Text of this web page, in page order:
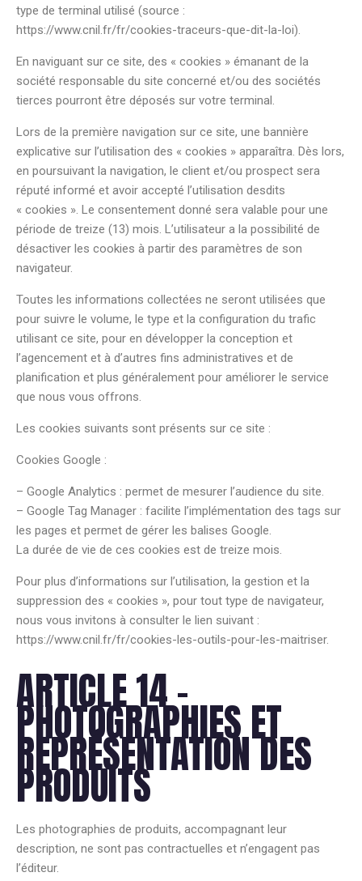
type de terminal utilisé (source :
https://www.cnil.fr/fr/cookies-traceurs-que-dit-la-loi).
En naviguant sur ce site, des « cookies » émanant de la
société responsable du site concerné et/ou des sociétés
tierces pourront être déposés sur votre terminal.
Lors de la première navigation sur ce site, une bannière
explicative sur l’utilisation des « cookies » apparaîtra. Dès lors,
en poursuivant la navigation, le client et/ou prospect sera
réputé informé et avoir accepté l’utilisation desdits
« cookies ». Le consentement donné sera valable pour une
période de treize (13) mois. L’utilisateur a la possibilité de
désactiver les cookies à partir des paramètres de son
navigateur.
Toutes les informations collectées ne seront utilisées que
pour suivre le volume, le type et la configuration du trafic
utilisant ce site, pour en développer la conception et
l’agencement et à d’autres fins administratives et de
planification et plus généralement pour améliorer le service
que nous vous offrons.
Les cookies suivants sont présents sur ce site :
Cookies Google :
– Google Analytics : permet de mesurer l’audience du site.
– Google Tag Manager : facilite l’implémentation des tags sur
les pages et permet de gérer les balises Google.
La durée de vie de ces cookies est de treize mois.
Pour plus d’informations sur l’utilisation, la gestion et la
suppression des « cookies », pour tout type de navigateur,
nous vous invitons à consulter le lien suivant :
https://www.cnil.fr/fr/cookies-les-outils-pour-les-maitriser.
ARTICLE 14 –
PHOTOGRAPHIES ET
REPRÉSENTATION DES
PRODUITS
Les photographies de produits, accompagnant leur
description, ne sont pas contractuelles et n’engagent pas
l’éditeur.